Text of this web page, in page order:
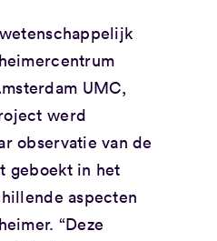
UMC,
werd
observatie van de
geboekt in het
aspecten
“Deze